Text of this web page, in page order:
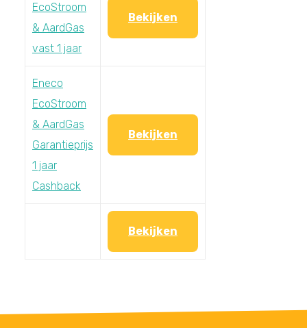
EcoStroom
& AardGas
vast 1 jaar
Bekijken
Eneco
EcoStroom
& AardGas
Garantieprijs
1 jaar
Cashback
Bekijken
Bekijken